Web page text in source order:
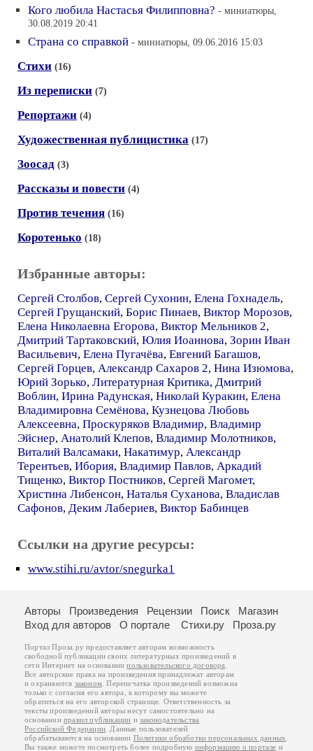
Кого любила Настасья Филипповна? - миниатюры,
30.08.2019 20:41
Страна со справкой - миниатюры, 09.06.2016 15:03
Стихи (16)
Из переписки (7)
Репортажи (4)
Художественная публицистика (17)
Зоосад (3)
Рассказы и повести (4)
Против течения (16)
Коротенько (18)
Избранные авторы:
Сергей Столбов, Сергей Сухонин, Елена Гохнадель,
Сергей Грущанский, Борис Пинаев, Виктор Морозов,
Елена Николаевна Егорова, Виктор Мельников 2,
Дмитрий Тартаковский, Юлия Иоаннова, Зорин Иван
Васильевич, Елена Пугачёва, Евгений Багашов,
Сергей Горцев, Александр Сахаров 2, Нина Изюмова,
Юрий Зорько, Литературная Критика, Дмитрий
Воблин, Ирина Радунская, Николай Куракин, Елена
Владимировна Семёнова, Кузнецова Любовь
Алексеевна, Проскуряков Владимир, Владимир
Эйснер, Анатолий Клепов, Владимир Молотников,
Виталий Валсамаки, Накатимур, Александр
Терентьев, Ибория, Владимир Павлов, Аркадий
Тищенко, Виктор Постников, Сергей Магомет,
Христина Либенсон, Наталья Суханова, Владислав
Сафонов, Деким Лабериев, Виктор Бабинцев
Ссылки на другие ресурсы:
www.stihi.ru/avtor/snegurka1
Авторы Произведения Рецензии Поиск
Магазин
Вход для авторов
О портале Стихи.ру Проза.ру
Портал Проза.ру предоставляет авторам возможность
свободной публикации своих литературных произведений в
сети Интернет на основаниипользовательского договора
Все авторские права на произведения принадлежат авторам
и охраняются законом . Перепечатка произведений возможна
только с согласия его автора, к которому вы можете
обратиться на его авторской странице. Ответственность за
тексты произведений авторы несут самостоятельно на
основанииправил публикации изаконодательства
Российской Федерации . Данные пользователей
обрабатываются на основании Политики обработки персональных данных
Вы также можете посмотреть более подробную информацию о портале и